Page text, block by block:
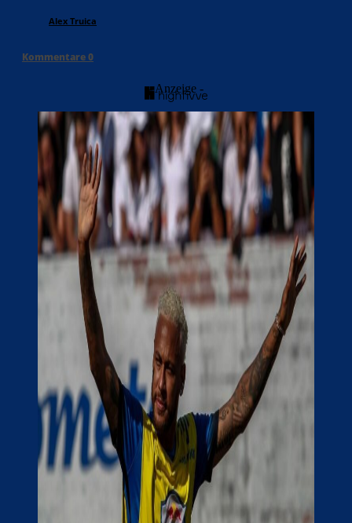
Alex Truica
Kommentare0
- Anzeige -